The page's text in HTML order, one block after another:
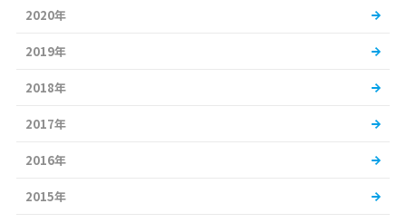
2020年
2019年
2018年
2017年
2016年
2015年